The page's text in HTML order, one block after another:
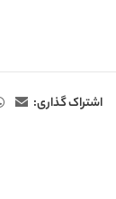
اشتراک گذاری: